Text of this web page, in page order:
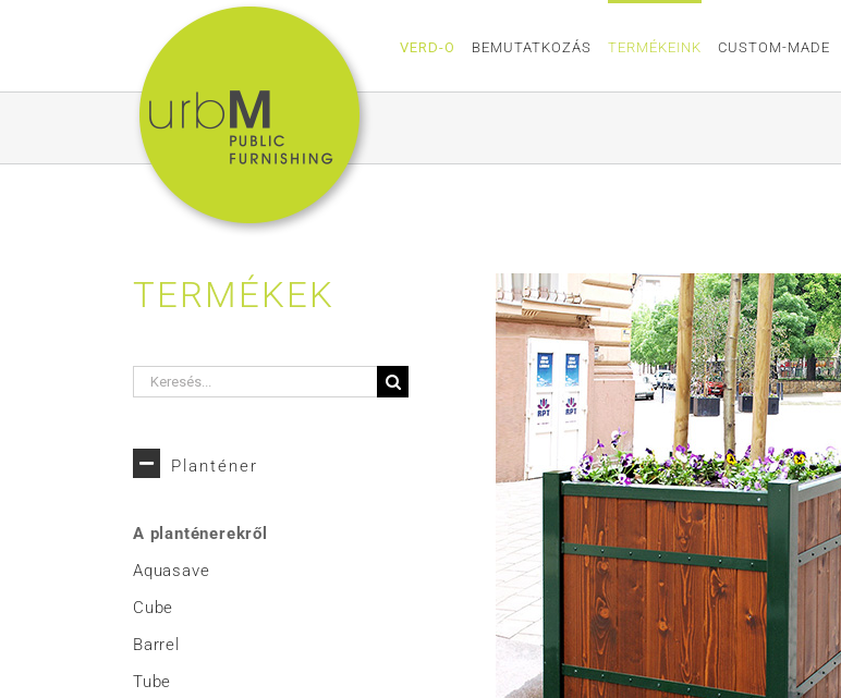
VERD-O BEMUTATKOZÁS TERMÉKEINK CUSTOM-MADE
TERMÉKEK
Keresés...
Planténer
A planténerekről
Aquasave
Cube
Barrel
Tube